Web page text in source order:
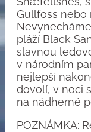
Gullfoss nebo
pláží Black
slavnou
v národním
nejlepší
dovolí, v noci
na nádherné
POZNÁMKA: